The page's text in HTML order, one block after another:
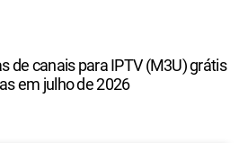
de canais para IPTV (M3U) grátis
em julho de 2026